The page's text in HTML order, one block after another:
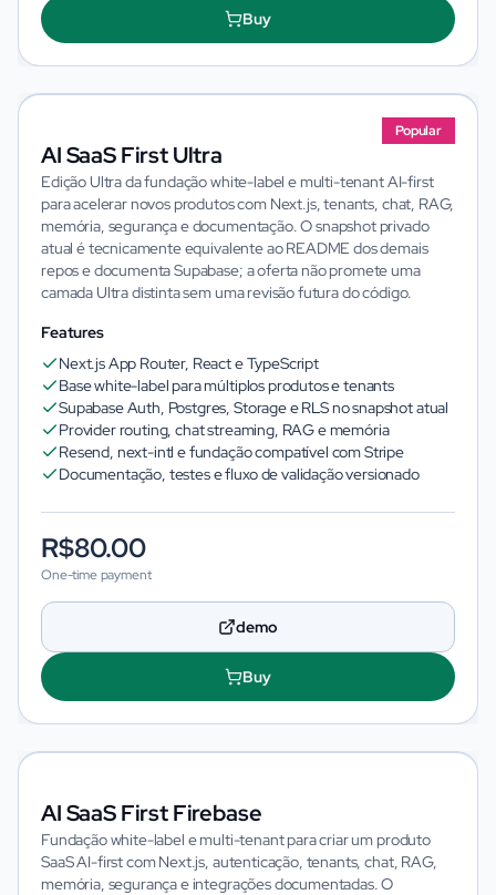
Buy
Popular
Imagem não disponível
AI SaaS First Ultra
Edição Ultra da fundação white-label e multi-tenant AI-first
para acelerar novos produtos com Next.js, tenants, chat, RAG,
memória, segurança e documentação. O snapshot privado
atual é tecnicamente equivalente ao README dos demais
repos e documenta Supabase; a oferta não promete uma
camada Ultra distinta sem uma revisão futura do código.
Features
Next.js App Router, React e TypeScript
Base white-label para múltiplos produtos e tenants
Supabase Auth, Postgres, Storage e RLS no snapshot atual
Provider routing, chat streaming, RAG e memória
Resend, next-intl e fundação compatível com Stripe
Documentação, testes e fluxo de validação versionado
R$80.00
One-time payment
demo
Buy
Imagem não disponível
AI SaaS First Firebase
Fundação white-label e multi-tenant para criar um produto
SaaS AI-first com Next.js, autenticação, tenants, chat, RAG,
memória, segurança e integrações documentadas. O